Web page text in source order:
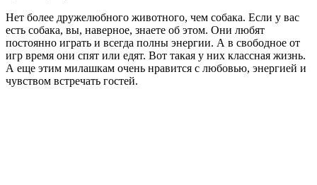
Нет более дружелюбного животного, чем собака. Если у вас
есть собака, вы, наверное, знаете об этом. Они любят
постоянно играть и всегда полны энергии. А в свободное от
игр время они спят или едят. Вот такая у них классная жизнь.
А еще этим милашкам очень нравится с любовью, энергией и
чувством встречать гостей.